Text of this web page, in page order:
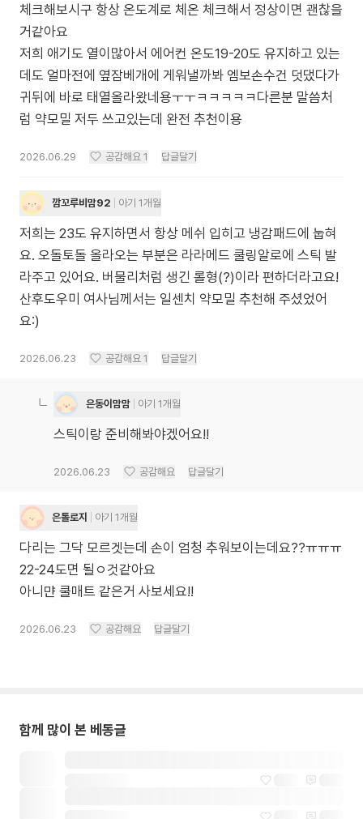
체크해보시구 항상 온도계로 체온 체크해서 정상이면 괜찮을
거같아요
저희 애기도 열이많아서 에어컨 온도19-20도 유지하고 있는
데도 얼마전에 옆잠베개에 게워낼까봐 엠보손수건 덧댔다가
귀뒤에 바로 태열올라왔네용ㅜㅜㅋㅋㅋㅋㅋ다른분 말씀처
럼 약모밀 저두 쓰고있는데 완전 추천이용
2026.06.29 공감해요 1 답글달기
깜꼬루비맘92 아기 1개월
저희는 23도 유지하면서 항상 메쉬 입히고 냉감패드에 눕혀
요. 오돌토돌 올라오는 부분은 라라메드 쿨링알로에 스틱 발
라주고 있어요. 버물리처럼 생긴 롤형(?)이라 편하더라고요!
산후도우미 여사님께서는 일센치 약모밀 추천해 주셨었어
요:)
2026.06.23 공감해요 1 답글달기
은동이맘맘 아기 1개월
스틱이랑 준비해봐야겠어요!!
2026.06.23 공감해요 답글달기
은톨로지 아기 1개월
다리는 그닥 모르겟는데 손이 엄청 추워보이는데요??ㅠㅠㅠ
22-24도면 될ㅇ것같아요
아니먄 쿨매트 같은거 사보세요!!
2026.06.23 공감해요 답글달기
함께 많이 본 베동글